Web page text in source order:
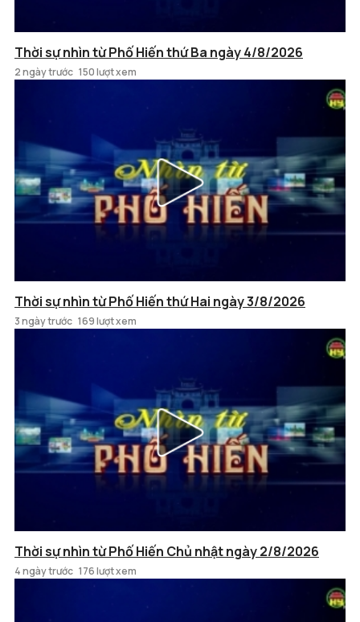
Thời sự nhìn từ Phố Hiến thứ Ba ngày 4/8/2026
2 ngày trước 150 lượt xem
Thời sự nhìn từ Phố Hiến thứ Hai ngày 3/8/2026
3 ngày trước 169 lượt xem
Thời sự nhìn từ Phố Hiến Chủ nhật ngày 2/8/2026
4 ngày trước 176 lượt xem